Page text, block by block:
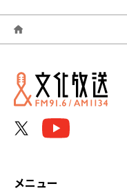
2026年
2026年
2026年02
メニュー